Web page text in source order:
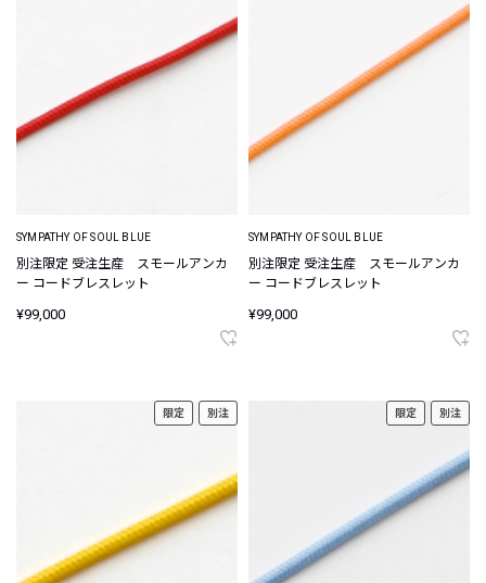
SYMPATHY OF SOUL BLUE
別注限定 受注生産 スモールアンカ
ー コードブレスレット
¥99,000
SYMPATHY OF SOUL BLUE
別注限定 受注生産 スモールアンカ
ー コードブレスレット
¥99,000
限定 別注 限定 別注